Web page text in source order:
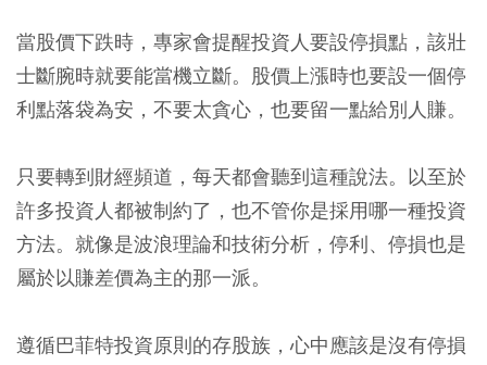
當股價下跌時，專家會提醒投資人要設停損點，該壯
士斷腕時就要能當機立斷。股價上漲時也要設一個停
利點落袋為安，不要太貪心，也要留一點給別人賺。
只要轉到財經頻道，每天都會聽到這種說法。以至於
許多投資人都被制約了，也不管你是採用哪一種投資
方法。就像是波浪理論和技術分析，停利、停損也是
屬於以賺差價為主的那一派。
遵循巴菲特投資原則的存股族，心中應該是沒有停損